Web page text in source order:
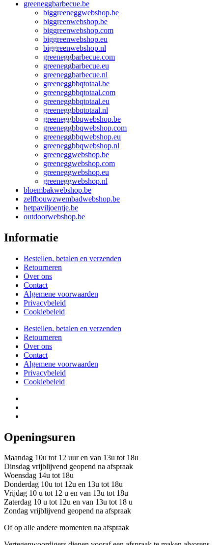
greeneggbarbecue.be
biggreeneggwebshop.be
biggreenwebshop.be
biggreenwebshop.com
biggreenwebshop.eu
biggreenwebshop.nl
greeneggbarbecue.com
greeneggbarbecue.eu
greeneggbarbecue.nl
greeneggbbqtotaal.be
greeneggbbqtotaal.com
greeneggbbqtotaal.eu
greeneggbbqtotaal.nl
greeneggbbqwebshop.be
greeneggbbqwebshop.com
greeneggbbqwebshop.eu
greeneggbbqwebshop.nl
greeneggwebshop.be
greeneggwebshop.com
greeneggwebshop.eu
greeneggwebshop.nl
bloembakwebshop.be
zelfbouwzwembadwebshop.be
hetpaviljoentje.be
outdoorwebshop.be
Informatie
Bestellen, betalen en verzenden
Retourneren
Over ons
Contact
Algemene voorwaarden
Privacybeleid
Cookiebeleid
Bestellen, betalen en verzenden
Retourneren
Over ons
Contact
Algemene voorwaarden
Privacybeleid
Cookiebeleid
Openingsuren
Maandag 10u tot 12 uur en van 13u tot 18u
Dinsdag vrijblijvend geopend na afspraak
Woensdag 14u tot 18u
Donderdag 10u tot 12u en 13u tot 18u
Vrijdag 10 u tot 12 u en van 13u tot 18u
Zaterdag 10 u tot 12u en van 13u tot 18 u
Zondag vrijblijvend geopend na afspraak
Of op alle andere momenten na afspraak